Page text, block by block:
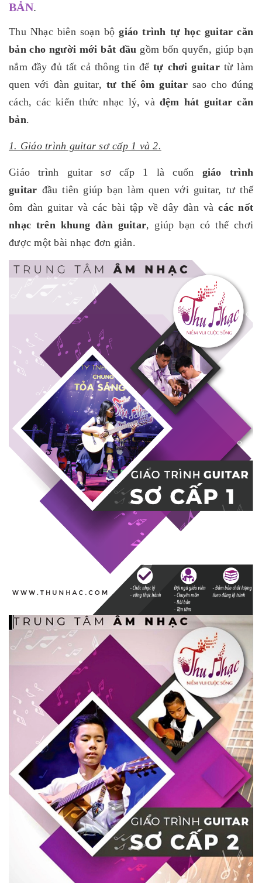
BẢN.
Thu Nhạc biên soạn bộgiáo trình tự học guitar căn
bản cho người mới bắt đầu gồm bốn quyển, giúp bạn
nắm đầy đủ tất cả thông tin đểtự chơi guitartừ làm
quen với đàn guitar, tư thế ôm guitarsao cho đúng
cách, các kiến thức nhạc lý, và đệm hát guitar căn
bản.
1. Giáo trình guitar sơ cấp 1 và 2.
Giáo trình guitar sơ cấp 1 là cuốn giáo trình
guitar đầu tiên giúp bạn làm quen với guitar, tư thế
ôm đàn guitar và các bài tập về dây đàn vàcác nốt
nhạc trên khung đàn guitar, giúp bạn có thể chơi
được một bài nhạc đơn giản.